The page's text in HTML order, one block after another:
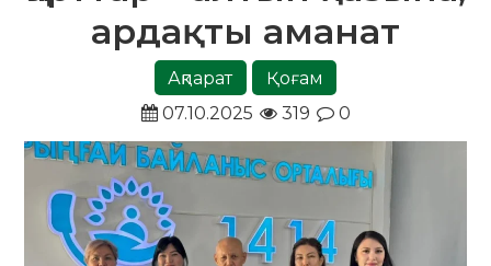
ардақты аманат
Ақпарат
Қоғам
07.10.2025
319 0